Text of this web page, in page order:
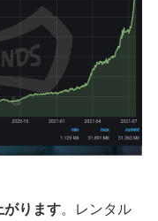
がります。レンタル